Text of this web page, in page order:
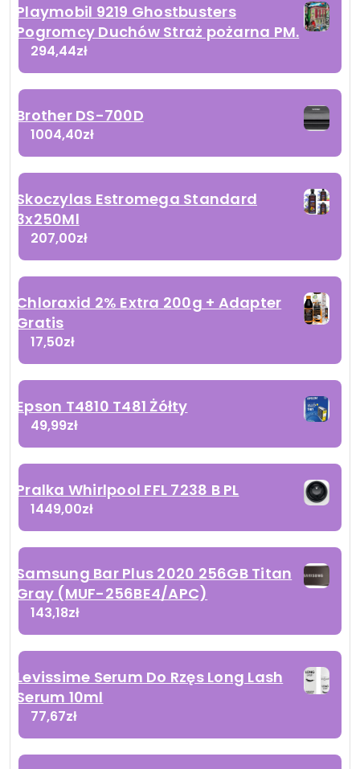
Playmobil 9219 Ghostbusters
Pogromcy Duchów Straż pożarna PM.
294,44zł
Brother DS-700D
1004,40zł
Skoczylas Estromega Standard
3x250Ml
207,00zł
Chloraxid 2% Extra 200g + Adapter
Gratis
17,50zł
Epson T4810 T481 Żółty
49,99zł
Pralka Whirlpool FFL 7238 B PL
1449,00zł
Samsung Bar Plus 2020 256GB Titan
Gray (MUF-256BE4/APC)
143,18zł
Levissime Serum Do Rzęs Long Lash
Serum 10ml
77,67zł